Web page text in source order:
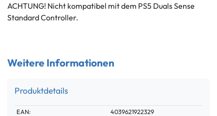
ACHTUNG! Nicht kompatibel mit dem PS5 Duals Sense
Standard Controller.
Weitere Informationen
Produktdetails
Technisches
Wert
EAN:
4039621922329